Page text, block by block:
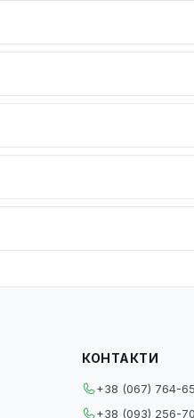
КОНТАКТИ
+38 (067) 764-
+38 (093) 256-